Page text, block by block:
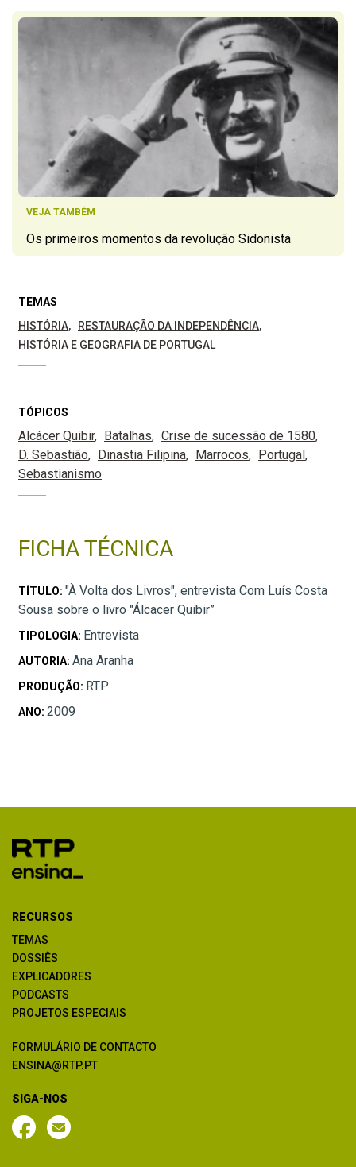
VEJA TAMBÉM
Os primeiros momentos da revolução Sidonista
TEMAS
HISTÓRIA
RESTAURAÇÃO DA INDEPENDÊNCIA
HISTÓRIA E GEOGRAFIA DE PORTUGAL
TÓPICOS
Alcácer Quibir Batalhas
Crise de sucessão de 1580
D. Sebastião
Dinastia Filipina Marrocos
Portugal
Sebastianismo
FICHA TÉCNICA
TÍTULO: "À Volta dos Livros", entrevista Com Luís Costa
Sousa sobre o livro "Álcacer Quibir”
TIPOLOGIA: Entrevista
AUTORIA: Ana Aranha
PRODUÇÃO: RTP
ANO: 2009
RECURSOS
TEMAS
DOSSIÊS
EXPLICADORES
PODCASTS
PROJETOS ESPECIAIS
FORMULÁRIO DE CONTACTO
ENSINA@RTP.PT
SIGA-NOS